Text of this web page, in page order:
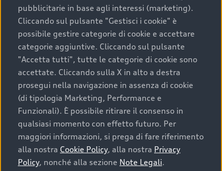
pubblicitarie in base agli interessi (marketing).
Cliccando sul pulsante "Gestisci i cookie" è
possibile gestire categorie di cookie e accettare
categorie aggiuntive. Cliccando sul pulsante
"Accetta tutti", tutte le categorie di cookie sono
accettate. Cliccando sulla X in alto a destra
prosegui nella navigazione in assenza di cookie
(di tipologia Marketing, Performance e
Funzionali). È possibile ritirare il consenso in
qualsiasi momento con effetto futuro. Per
maggiori informazioni, si prega di fare riferimento
alla nostra Cookie Policy, alla nostra Privacy
Policy, nonché alla sezione Note Legali.